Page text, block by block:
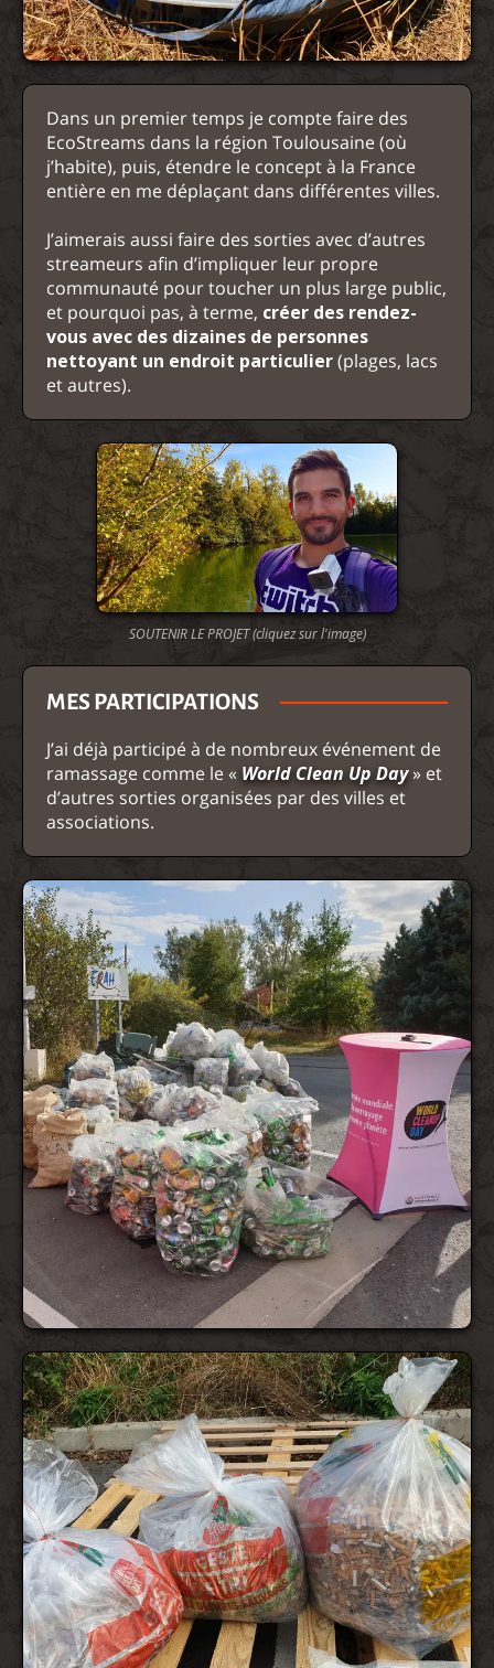
Dans un premier temps je compte faire des
EcoStreams dans la région Toulousaine (où
j’habite), puis, étendre le concept à la France
entière en me déplaçant dans différentes villes.
J’aimerais aussi faire des sorties avec d’autres
streameurs afin d’impliquer leur propre
communauté pour toucher un plus large public,
et pourquoi pas, à terme, créer des rendez-
vous avec des dizaines de personnes
nettoyant un endroit particulier(plages, lacs
et autres).
SOUTENIR LE PROJET (cliquez sur l'image)
MES PARTICIPATIONS
J’ai déjà participé à de nombreux événement de
ramassage comme le « World Clean Up Day» et
d’autres sorties organisées par des villes et
associations.